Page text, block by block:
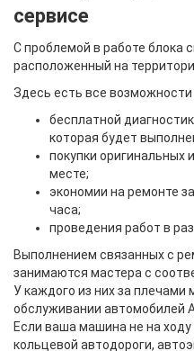
сервисе
С проблемой в работе блока
расположенный на
Здесь есть все возможности
бесплатной
которая будет
покупки оригинальных
месте;
экономии на ремонте
часа;
проведения работ в
Выполнением связанных с
занимаются мастера с
У каждого из них за плечами
обслуживании автомобилей
Если ваша машина не на
кольцевой автодороги,